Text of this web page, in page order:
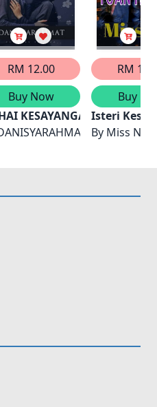
Bhd
RM 12.00
Buy Now
KESAYANGAN HATI
ISMAIL
RM
Buy
Isteri
By Miss Nas